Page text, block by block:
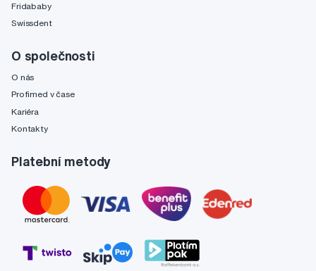
Fridababy
Swissdent
O společnosti
O nás
Profimed v čase
Kariéra
Kontakty
Platební metody